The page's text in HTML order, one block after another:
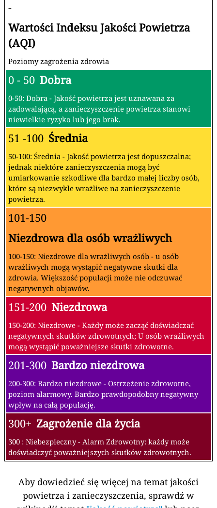
-
Wartości Indeksu Jakości Powietrza
(AQI)
Poziomy zagrożenia zdrowia
0 - 50 Dobra
0-50: Dobra - Jakość powietrza jest uznawana za
zadowalającą, a zanieczyszczenie powietrza stanowi
niewielkie ryzyko lub jego brak.
51 -100 Średnia
50-100: Średnia - Jakość powietrza jest dopuszczalna;
jednak niektóre zanieczyszczenia mogą być
umiarkowanie szkodliwe dla bardzo małej liczby osób,
które są niezwykle wrażliwe na zanieczyszczenie
powietrza.
101-150
Niezdrowa dla osób wrażliwych
100-150: Niezdrowe dla wrażliwych osób - u osób
wrażliwych mogą wystąpić negatywne skutki dla
zdrowia. Większość populacji może nie odczuwać
negatywnych objawów.
151-200 Niezdrowa
150-200: Niezdrowe - Każdy może zacząć doświadczać
negatywnych skutków zdrowotnych; U osób wrażliwych
mogą wystąpić poważniejsze skutki zdrowotne.
201-300 Bardzo niezdrowa
200-300: Bardzo niezdrowe - Ostrzeżenie zdrowotne,
poziom alarmowy. Bardzo prawdopodobny negatywny
wpływ na całą populację.
300+ Zagrożenie dla życia
300 : Niebezpieczny - Alarm Zdrowotny: każdy może
doświadczyć poważniejszych skutków zdrowotnych.
Aby dowiedzieć się więcej na temat jakości
powietrza i zanieczyszczenia, sprawdź w